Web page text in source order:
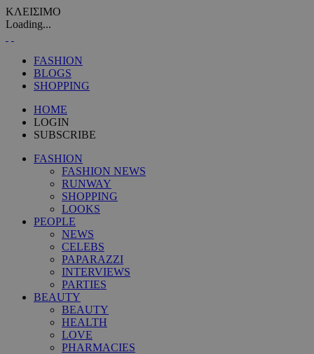
ΚΛΕΙΣΙΜΟ
Loading...
FASHION
BLOGS
SHOPPING
HOME
LOGIN
SUBSCRIBE
FASHION
FASHION NEWS
RUNWAY
SHOPPING
LOOKS
PEOPLE
NEWS
CELEBS
PAPARAZZI
INTERVIEWS
PARTIES
BEAUTY
BEAUTY
HEALTH
LOVE
PHARMACIES